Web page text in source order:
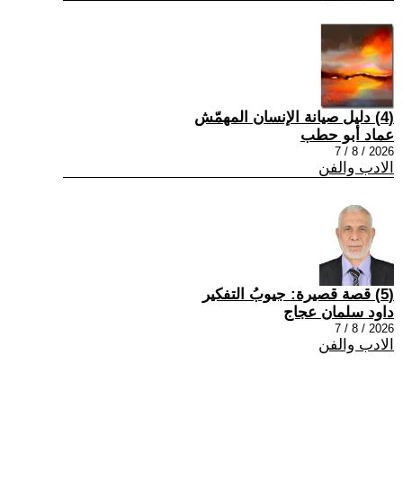
(4) دليل صيانة الإنسان المهمّش
عماد أبو حطب
2026 / 8 / 7
الادب والفن
(5) قصة قصيرة: جيوبُ التفكير
داود سلمان عجاج
2026 / 8 / 7
الادب والفن